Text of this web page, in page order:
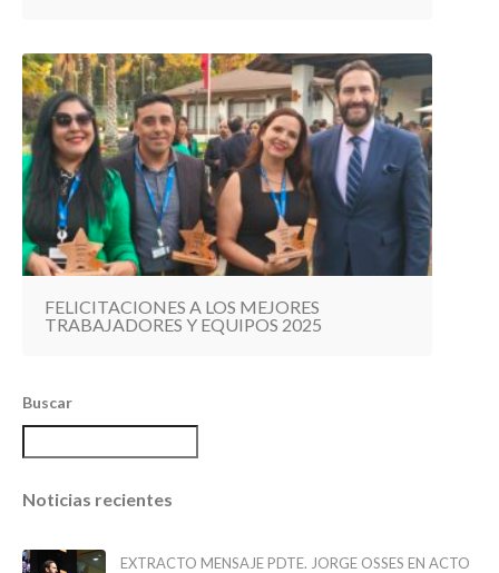
FELICITACIONES A LOS MEJORES
TRABAJADORES Y EQUIPOS 2025
Buscar
Noticias recientes
EXTRACTO MENSAJE PDTE. JORGE OSSES EN ACTO